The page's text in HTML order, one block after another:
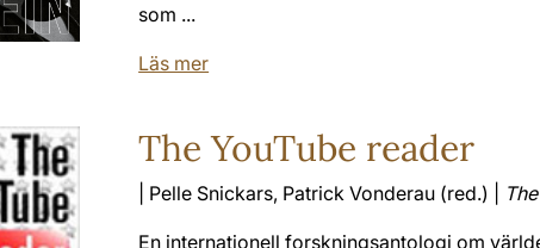
som ...
Läs mer
The YouTube reader
| Pelle Snickars, Patrick Vonderau (red.) |
En internationell forskningsantologi om